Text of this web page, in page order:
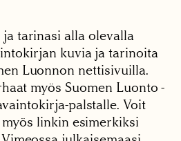
tarinasi alla olevalla
kuvia ja tarinoita
Luonnon nettisivuilla.
myös Suomen Luonto -
palstalle. Voit
linkin esimerkiksi